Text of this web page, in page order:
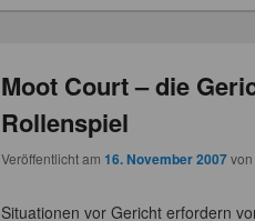
Moot Court – die
Rollenspiel
Veröffentlicht am16. November 2007von
Situationen vor Gericht erfordern